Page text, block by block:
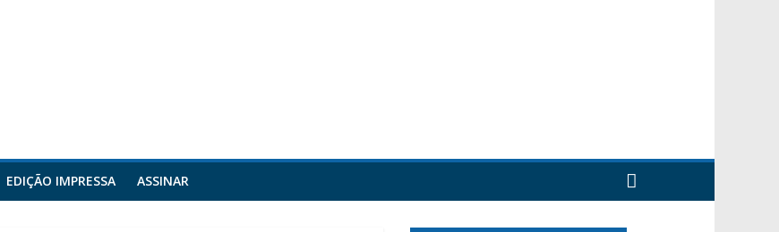
EDIÇÃO IMPRESSA ASSINAR